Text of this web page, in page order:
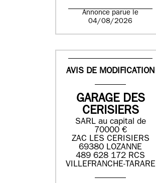
Annonce parue le
04/08/2026
AVIS DE MODIFICATION
GARAGE DES
CERISIERS
SARL au capital de
70000 €
ZAC LES CERISIERS
69380 LOZANNE
489 628 172 RCS
VILLEFRANCHE-TARARE